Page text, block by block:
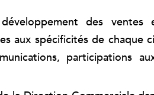
des
aux spécificités de chaque
participations